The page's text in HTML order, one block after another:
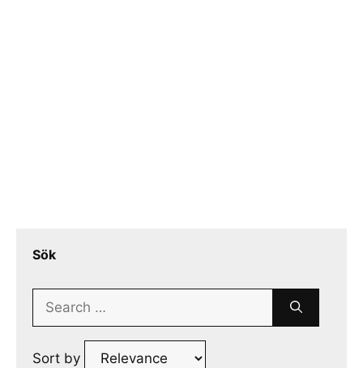
Sök
Search
Sort by